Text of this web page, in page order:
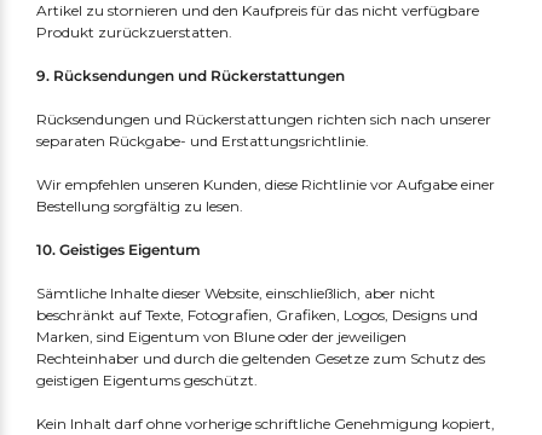
Artikel zu stornieren und den Kaufpreis für das nicht verfügbare
Produkt zurückzuerstatten.
9. Rücksendungen und Rückerstattungen
Rücksendungen und Rückerstattungen richten sich nach unserer
separaten Rückgabe- und Erstattungsrichtlinie.
Wir empfehlen unseren Kunden, diese Richtlinie vor Aufgabe einer
Bestellung sorgfältig zu lesen.
10. Geistiges Eigentum
Sämtliche Inhalte dieser Website, einschließlich, aber nicht
beschränkt auf Texte, Fotografien, Grafiken, Logos, Designs und
Marken, sind Eigentum von Blune oder der jeweiligen
Rechteinhaber und durch die geltenden Gesetze zum Schutz des
geistigen Eigentums geschützt.
Kein Inhalt darf ohne vorherige schriftliche Genehmigung kopiert,
We Are Gommu Mimi & Lula